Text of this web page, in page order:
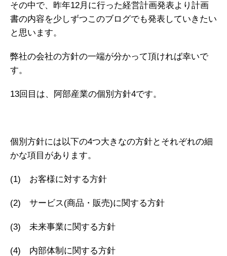
その中で、昨年12月に行った経営計画発表より計画
書の内容を少しずつこのブログでも発表していきたい
と思います。
弊社の会社の方針の一端が分かって頂ければ幸いで
す。
13回目は、阿部産業の個別方針4です。
個別方針には以下の4つ大きなの方針とそれぞれの細
かな項目があります。
(1) お客様に対する方針
(2) サービス(商品・販売)に関する方針
(3) 未来事業に関する方針
(4) 内部体制に関する方針